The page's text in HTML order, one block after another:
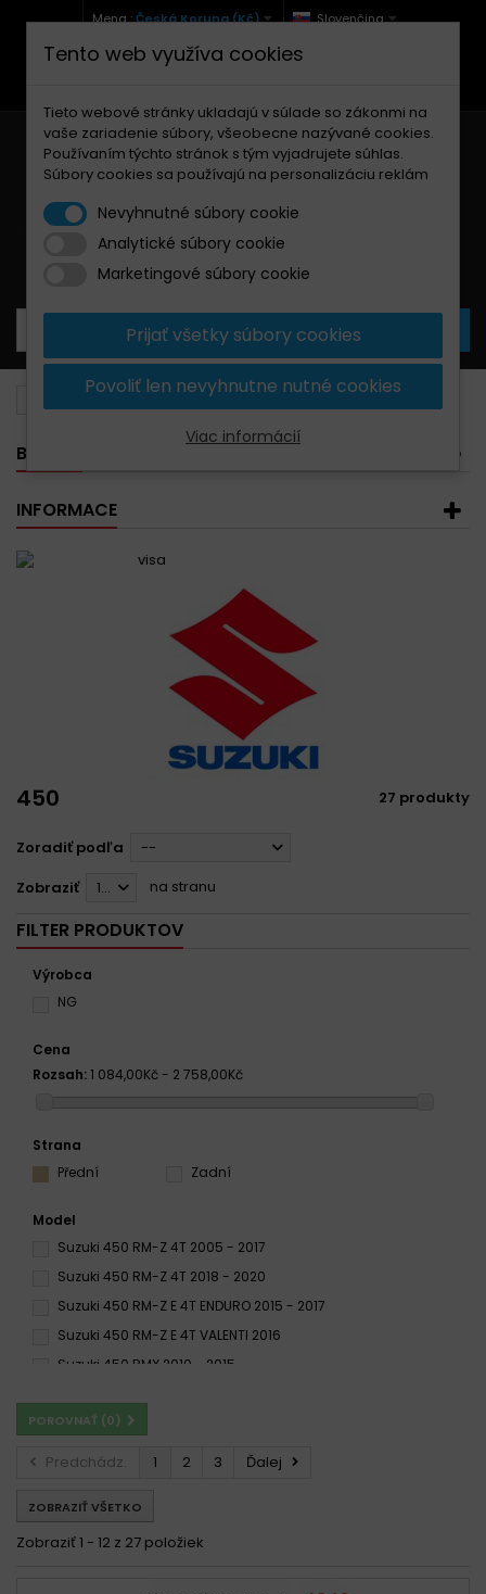
Mena :Česká Koruna (Kč) Slovenčina
+420 771 127 977 (Po-Pá, 9-12 a 13-17)
Košík0Produkty
BANNER
INFORMACE
450 27 produkty
Zoradiť podľa
--
Zobraziť
12 na stranu
FILTER PRODUKTOV
Výrobca
NG
Cena
Rozsah: 1 084,00Kč - 2 758,00Kč
Strana
Přední
Zadní
Model
Suzuki 450 RM-Z 4T 2005 - 2017
Suzuki 450 RM-Z 4T 2018 - 2020
Suzuki 450 RM-Z E 4T ENDURO 2015 - 2017
Suzuki 450 RM-Z E 4T VALENTI 2016
Suzuki 450 RMX 2010 - 2015
Suzuki 450 RMX Z 2013 - 2017
Suzuki 450 SMX 4T MOTARD 2015
POROVNAŤ (0)
Predchádz. 1 2 3 Ďalej
ZOBRAZIŤ VŠETKO
Zobraziť 1 - 12 z 27 položiek
Tento web využíva cookies
Tieto webové stránky ukladajú v súlade so zákonmi na
vaše zariadenie súbory, všeobecne nazývané cookies.
Používaním týchto stránok s tým vyjadrujete súhlas.
Súbory cookies sa používajú na personalizáciu reklám
Nevyhnutné súbory cookie
Analytické súbory cookie
Marketingové súbory cookie
Prijať všetky súbory cookies
Povoliť len nevyhnutne nutné cookies
Viac informácií